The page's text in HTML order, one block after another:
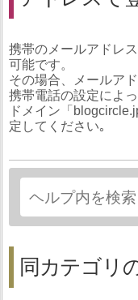
携帯のメールアドレ
可能です。
その場合、メールア
携帯電話の設定によ
ドメイン「
定してください｡
同カテゴリ